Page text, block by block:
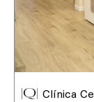
Clínica